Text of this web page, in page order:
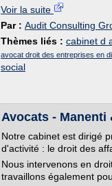
Voir la suite
Par : Audit Consulting
Thèmes liés : cabinet d
avocat droit des entreprises en
social
Avocats - Manenti
Notre cabinet est dirigé
d'activité : le droit des
Nous intervenons en
travaillons également